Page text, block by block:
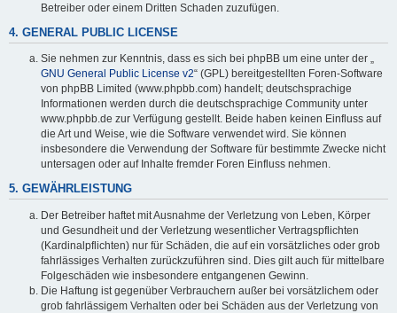
Betreiber oder einem Dritten Schaden zuzufügen.
4. GENERAL PUBLIC LICENSE
Sie nehmen zur Kenntnis, dass es sich bei phpBB um eine unter der „
GNU General Public License v2“ (GPL) bereitgestellten Foren-Software
von phpBB Limited (www.phpbb.com) handelt; deutschsprachige
Informationen werden durch die deutschsprachige Community unter
www.phpbb.de zur Verfügung gestellt. Beide haben keinen Einfluss auf
die Art und Weise, wie die Software verwendet wird. Sie können
insbesondere die Verwendung der Software für bestimmte Zwecke nicht
untersagen oder auf Inhalte fremder Foren Einfluss nehmen.
5. GEWÄHRLEISTUNG
Der Betreiber haftet mit Ausnahme der Verletzung von Leben, Körper
und Gesundheit und der Verletzung wesentlicher Vertragspflichten
(Kardinalpflichten) nur für Schäden, die auf ein vorsätzliches oder grob
fahrlässiges Verhalten zurückzuführen sind. Dies gilt auch für mittelbare
Folgeschäden wie insbesondere entgangenen Gewinn.
Die Haftung ist gegenüber Verbrauchern außer bei vorsätzlichem oder
grob fahrlässigem Verhalten oder bei Schäden aus der Verletzung von